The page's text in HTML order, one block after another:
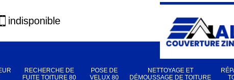
indisponible
RECHERCHE DE
FUITE TOITURE 80
POSE DE
VELUX 80
NETTOYAGE ET
DÉMOUSSAGE DE TOITURE